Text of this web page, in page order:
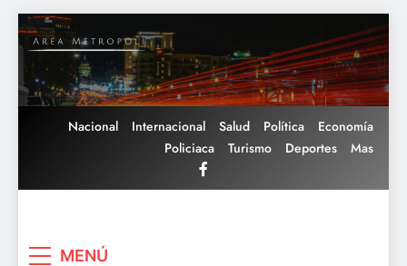
Saltar
al
contenido
Nacional Internacional Salud Política
Economía
Policiaca
Turismo Deportes Mas
MENÚ